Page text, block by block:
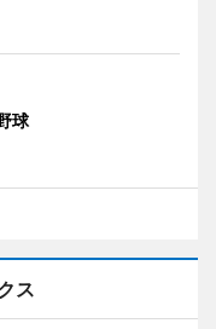
球
ス